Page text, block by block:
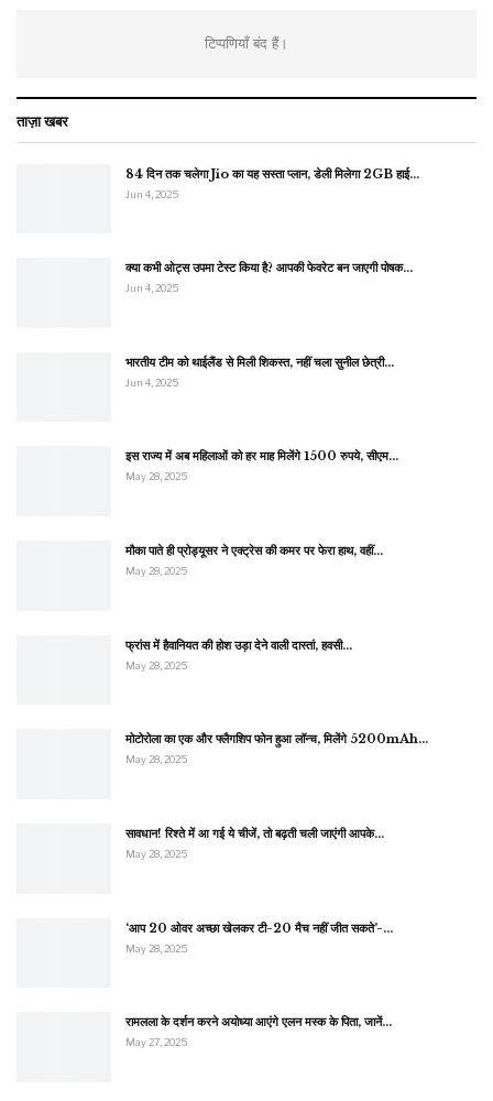
टिप्पणियाँ बंद हैं।
ताज़ा खबर
84 दिन तक चलेगा Jio का यह सस्ता प्लान, डेली मिलेगा 2GB हाई…
Jun 4, 2025
क्या कभी ओट्स उपमा टेस्ट किया है? आपकी फेवरेट बन जाएगी पोषक…
Jun 4, 2025
भारतीय टीम को थाईलैंड से मिली शिकस्त, नहीं चला सुनील छेत्री…
Jun 4, 2025
इस राज्य में अब महिलाओं को हर माह मिलेंगे 1500 रुपये, सीएम…
May 28, 2025
मौका पाते ही प्रोड्यूसर ने एक्ट्रेस की कमर पर फेरा हाथ, वहीं…
May 28, 2025
फ्रांस में हैवानियत की होश उड़ा देने वाली दास्तां, हवसी…
May 28, 2025
मोटोरोला का एक और फ्लैगशिप फोन हुआ लॉन्च, मिलेंगे 5200mAh…
May 28, 2025
सावधान! रिश्ते में आ गई ये चीजें, तो बढ़ती चली जाएंगी आपके…
May 28, 2025
‘आप 20 ओवर अच्छा खेलकर टी-20 मैच नहीं जीत सकते’-…
May 28, 2025
रामलला के दर्शन करने अयोध्या आएंगे एलन मस्क के पिता, जानें…
May 27, 2025